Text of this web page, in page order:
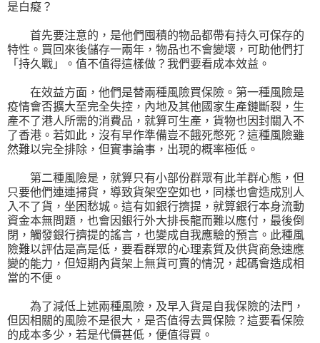
是白癡？
首先要注意的，是他們囤積的物品都帶有持久可保存的
特性。買回來後儲存一兩年，物品也不會變壞，可助他們打
「持久戰」。值不值得這樣做？我們要看成本效益。
在效益方面，他們是替兩種風險買保險。第一種風險是
疫情會否擴大至完全失控，內地及其他國家生產鏈斷裂，生
產不了港人所需的消費品，就算可生產，貨物也因封關入不
了香港。若如此，沒有早作準備豈不餓死憋死？這種風險雖
然難以完全排除，但實事論事，出現的概率極低。
第二種風險是，就算只有小部份群眾有此羊群心態，但
只要他們連連掃貨，導致貨架空空如也，同樣也會造成別人
入不了貨，坐困愁城。這有如銀行擠提，就算銀行本身流動
資金本無問題，也會因銀行外大排長龍而難以應付，最後倒
閉，觸發銀行擠提的謠言，也變成自我應驗的預言。此種風
險難以評估是高是低，要看群眾的心理素質及供貨商急速應
變的能力，但短期內貨架上無貨可賣的情況，起碼會造成相
當的不便。
為了減低上述兩種風險，及早入貨是自我保險的法門，
但因相關的風險不是很大，是否值得去買保險？這要看保險
的成本多少，若是代價甚低，便值得買。